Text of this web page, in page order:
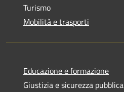
Turismo
Mobilità e trasporti
Educazione e formazione
Giustizia e sicurezza pubblica